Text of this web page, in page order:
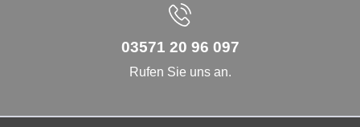
03571 20 96 097
Rufen Sie uns an.